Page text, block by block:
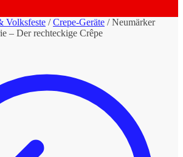
Volksfeste /Crepe-Geräte /Neumärker
– Der rechteckige Crêpe